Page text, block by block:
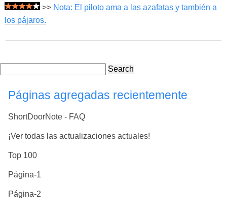
>> Nota: El piloto ama a las azafatas y también a
los pájaros.
Search
Páginas agregadas recientemente
ShortDoorNote - FAQ
¡Ver todas las actualizaciones actuales!
Top 100
Página-1
Página-2